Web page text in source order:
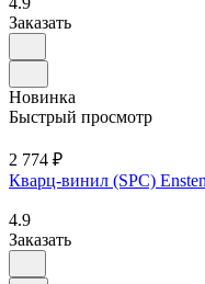
Заказать
Новинка
Быстрый просмотр
2 774 ₽
Кварц-винил (SPC)
4.9
Заказать